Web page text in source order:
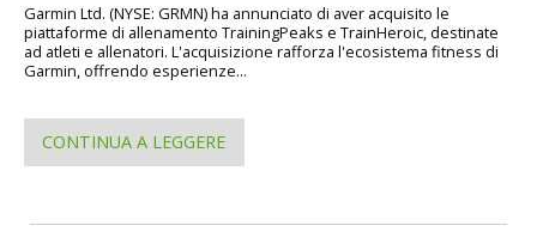
Garmin Ltd. (NYSE: GRMN) ha annunciato di aver acquisito le
piattaforme di allenamento TrainingPeaks e TrainHeroic, destinate
ad atleti e allenatori. L'acquisizione rafforza l'ecosistema fitness di
Garmin, offrendo esperienze...
CONTINUA A LEGGERE